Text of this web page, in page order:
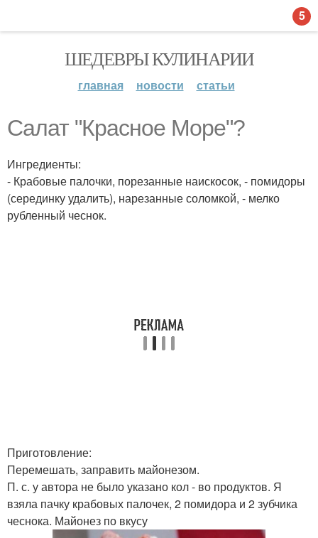
ШЕДЕВРЫ КУЛИНАРИИ
главная новости статьи
Салат "Красное Море"?
Ингредиенты:
- Крабовые палочки, порезанные наискосок, - помидоры
(серединку удалить), нарезанные соломкой, - мелко
рубленный чеснок.
Приготовление:
Перемешать, заправить майонезом.
П. с. у автора не было указано кол - во продуктов. Я
взяла пачку крабовых палочек, 2 помидора и 2 зубчика
чеснока. Майонез по вкусу
5